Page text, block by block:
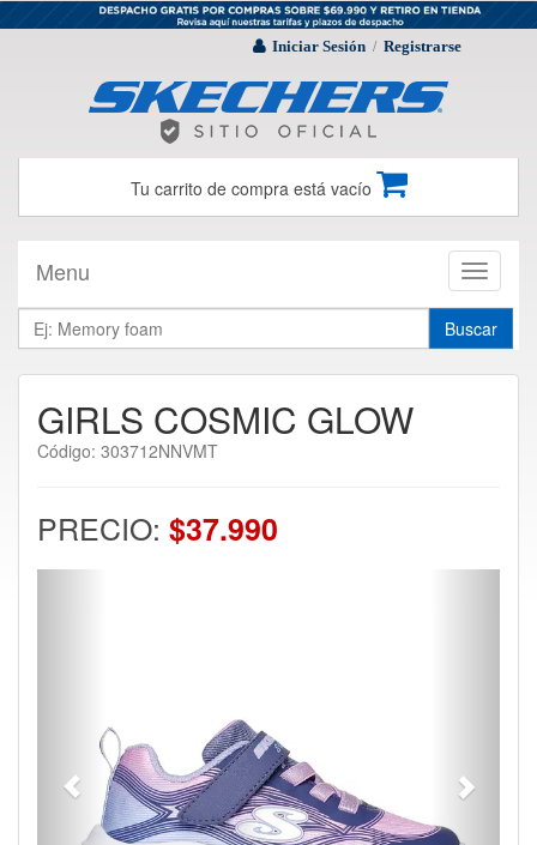
Iniciar Sesión / Registrarse
Tu carrito de compra está vacío
Toggle
Menu
Buscar
GIRLS COSMIC GLOW
Código: 303712NNVMT
PRECIO: $37.990